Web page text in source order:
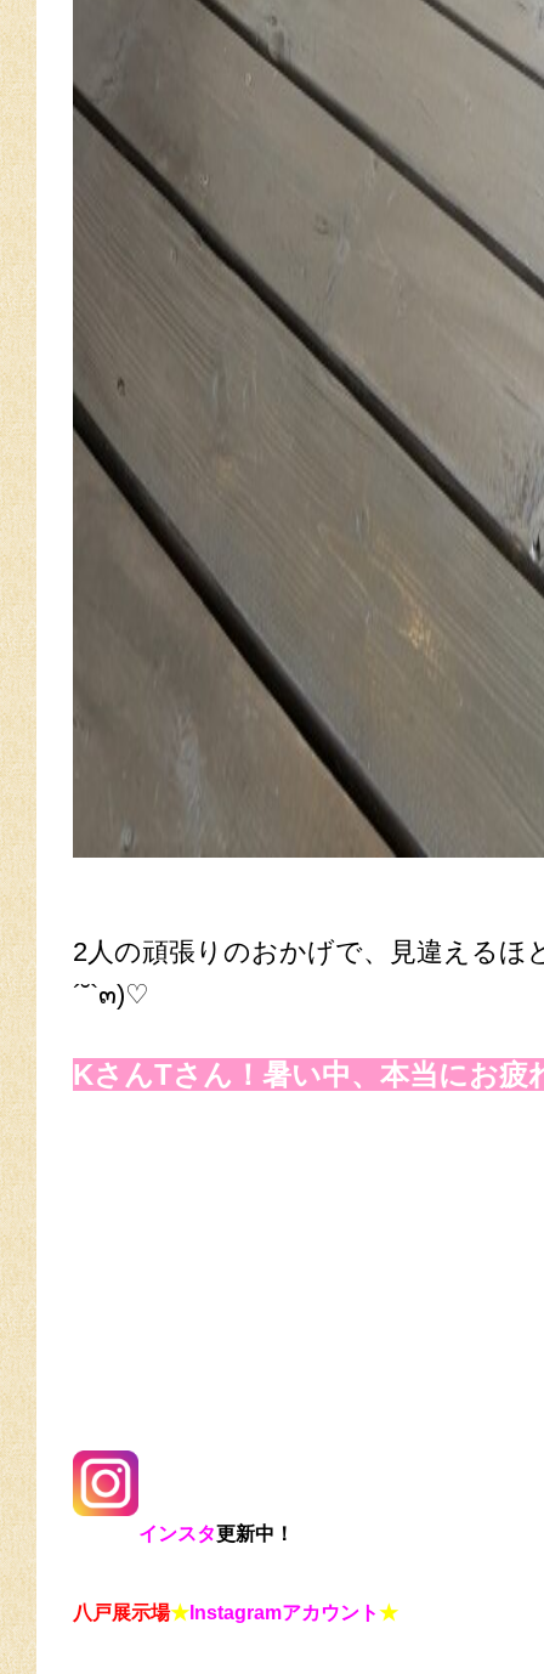
2人の頑張りのおかげで、見違える
´˘`๓)♡
KさんTさん！暑い中、本当にお
インスタ更新中！
八戸展示場★ Instagramアカウント★